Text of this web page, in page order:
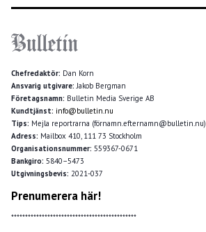
Chefredaktör: Dan Korn
Ansvarig utgivare:Jakob Bergman
Företagsnamn: Bulletin Media Sverige AB
Kundtjänst: info@bulletin.nu
Tips: Mejla reportrarna (förnamn.efternamn@bulletin.nu)
Adress: Mailbox 410, 111 73 Stockholm
Organisationsnummer: 559367-0671
Bankgiro: 5840–5473
Utgivningsbevis: 2021-037
Prenumerera här!
*********************************************